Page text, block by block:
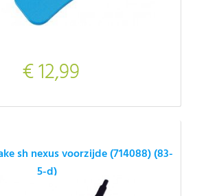
€ 12,99
sh nexus voorzijde (714088) (83-
5-d)